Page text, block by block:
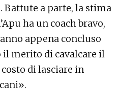
a parte, la stima
ha un coach bravo,
appena concluso
il merito di cavalcare il
di lasciare in